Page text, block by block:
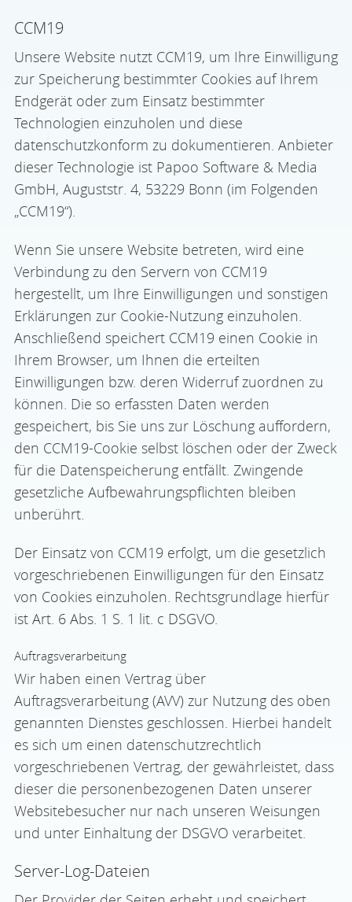
CCM19
Unsere Website nutzt CCM19, um Ihre Einwilligung
zur Speicherung bestimmter Cookies auf Ihrem
Endgerät oder zum Einsatz bestimmter
Technologien einzuholen und diese
datenschutzkonform zu dokumentieren. Anbieter
dieser Technologie ist Papoo Software & Media
GmbH, Auguststr. 4, 53229 Bonn (im Folgenden
„CCM19“).
Wenn Sie unsere Website betreten, wird eine
Verbindung zu den Servern von CCM19
hergestellt, um Ihre Einwilligungen und sonstigen
Erklärungen zur Cookie-Nutzung einzuholen.
Anschließend speichert CCM19 einen Cookie in
Ihrem Browser, um Ihnen die erteilten
Einwilligungen bzw. deren Widerruf zuordnen zu
können. Die so erfassten Daten werden
gespeichert, bis Sie uns zur Löschung auffordern,
den CCM19-Cookie selbst löschen oder der Zweck
für die Datenspeicherung entfällt. Zwingende
gesetzliche Aufbewahrungspflichten bleiben
unberührt.
Der Einsatz von CCM19 erfolgt, um die gesetzlich
vorgeschriebenen Einwilligungen für den Einsatz
von Cookies einzuholen. Rechtsgrundlage hierfür
ist Art. 6 Abs. 1 S. 1 lit. c DSGVO.
Auftragsverarbeitung
Wir haben einen Vertrag über
Auftragsverarbeitung (AVV) zur Nutzung des oben
genannten Dienstes geschlossen. Hierbei handelt
es sich um einen datenschutzrechtlich
vorgeschriebenen Vertrag, der gewährleistet, dass
dieser die personenbezogenen Daten unserer
Websitebesucher nur nach unseren Weisungen
und unter Einhaltung der DSGVO verarbeitet.
Server-Log-Dateien